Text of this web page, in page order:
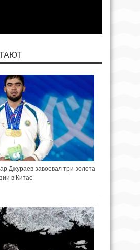
Джураев завоевал три золота
в Китае